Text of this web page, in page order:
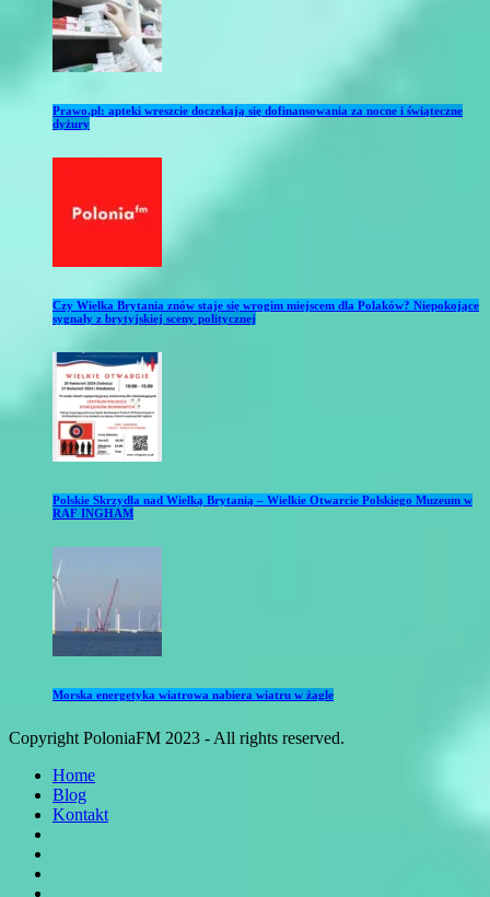
Prawo.pl: apteki wreszcie doczekają się dofinansowania za nocne i świąteczne
dyżury
Czy Wielka Brytania znów staje się wrogim miejscem dla Polaków? Niepokojące
sygnały z brytyjskiej sceny politycznej
Polskie Skrzydła nad Wielką Brytanią – Wielkie Otwarcie Polskiego Muzeum w
RAF INGHAM
Morska energetyka wiatrowa nabiera wiatru w żagle
Copyright PoloniaFM 2023 - All rights reserved.
Home
Blog
Kontakt